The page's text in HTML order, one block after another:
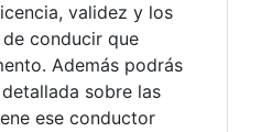
validez y los
conducir que
Además podrás
sobre las
ese conductor